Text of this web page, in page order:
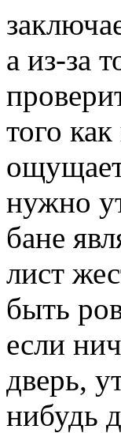
а из-за
того
нужно
бане
лист
быть
если
дверь,
нибудь